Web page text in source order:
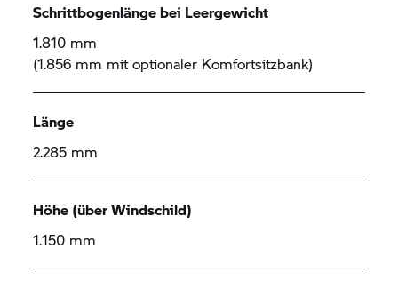
Schrittbogenlänge bei Leergewicht
1.810 mm
(1.856 mm mit optionaler Komfortsitzbank)
Länge
2.285 mm
Höhe (über Windschild)
1.150 mm